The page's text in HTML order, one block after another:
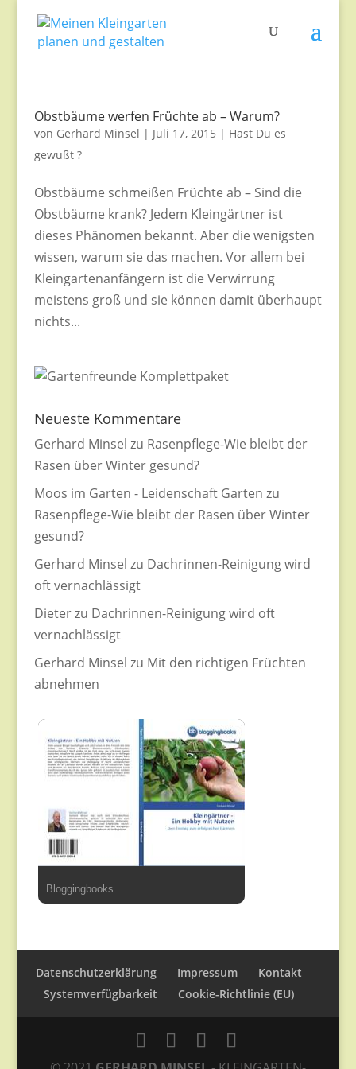
Obstbäume werfen Früchte ab – Warum?
von Gerhard Minsel | Juli 17, 2015 | Hast Du es
gewußt ?
Obstbäume schmeißen Früchte ab – Sind die
Obstbäume krank? Jedem Kleingärtner ist
dieses Phänomen bekannt. Aber die wenigsten
wissen, warum sie das machen. Vor allem bei
Kleingartenanfängern ist die Verwirrung
meistens groß und sie können damit überhaupt
nichts...
Neueste Kommentare
Gerhard Minsel zu Rasenpflege-Wie bleibt der
Rasen über Winter gesund?
Moos im Garten - Leidenschaft Garten zu
Rasenpflege-Wie bleibt der Rasen über Winter
gesund?
Gerhard Minsel zu Dachrinnen-Reinigung wird
oft vernachlässigt
Dieterzu Dachrinnen-Reinigung wird oft
vernachlässigt
Gerhard Minsel zu Mit den richtigen Früchten
abnehmen
Bloggingbooks
Datenschutzerklärung Impressum
Kontakt
Systemverfügbarkeit
Cookie-Richtlinie (EU)